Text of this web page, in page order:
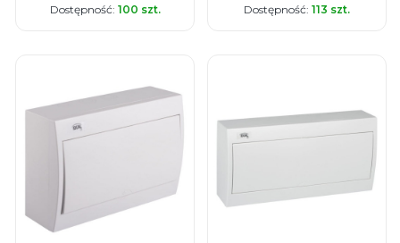
Dostępność: 100 szt. Dostępność: 113 szt.